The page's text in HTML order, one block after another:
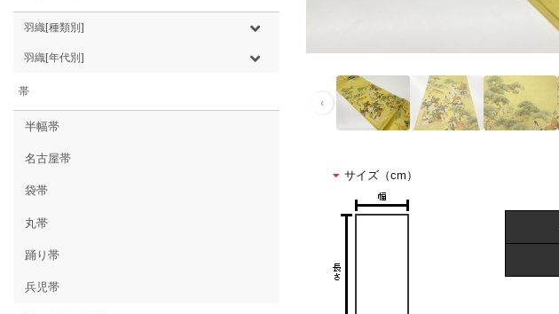
羽織[種類別]
羽織[年代別]
帯
半幅帯
名古屋帯
袋帯
丸帯
踊り帯
兵児帯
‹
サイズ（cm）